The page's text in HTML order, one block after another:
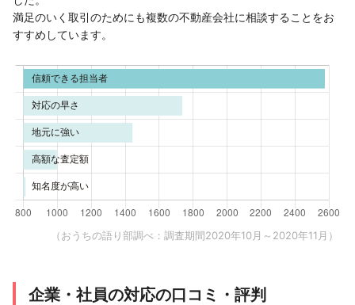
満足のいく取引のためにも複数の不動産会社に相談することをお
すすめしています。
（おうちの語り部調べ：調査期間2020年10月～2020年11月）
企業・社員の対応の口コミ・評判